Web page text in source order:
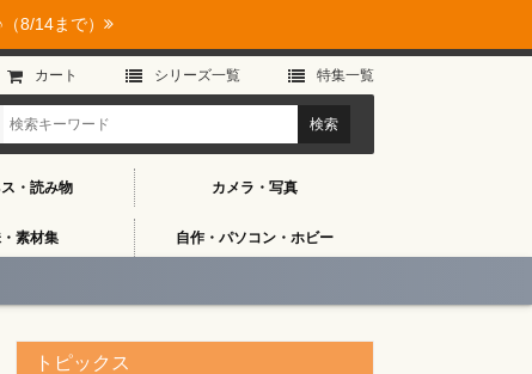
8/14まで）
・読み物 カメラ・写真
素材集 自作・パソコン・ホビー
カート シリーズ⼀覧 特集⼀覧
トピックス